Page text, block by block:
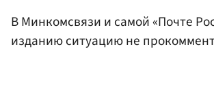
В Минкомсвязи и самой «Почте
изданию ситуацию не